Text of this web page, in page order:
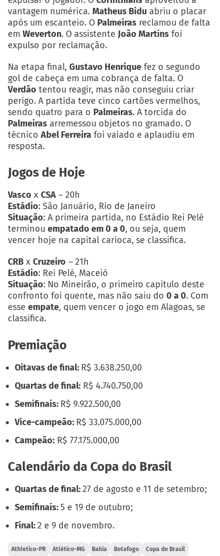
vantagem numérica. Matheus Bidu abriu o placar
após um escanteio. O Palmeiras reclamou de falta
em Weverton. O assistente João Martins foi
expulso por reclamação.
Na etapa final, Gustavo Henrique fez o segundo
gol de cabeça em uma cobrança de falta. O
Verdão tentou reagir, mas não conseguiu criar
perigo. A partida teve cinco cartões vermelhos,
sendo quatro para o Palmeiras. A torcida do
Palmeiras arremessou objetos no gramado. O
técnico Abel Ferreira foi vaiado e aplaudiu em
resposta.
Jogos de Hoje
Vasco x CSA – 20h
Estádio: São Januário, Rio de Janeiro
Situação: A primeira partida, no Estádio Rei Pelé
terminou empatado em 0 a 0, ou seja, quem
vencer hoje na capital carioca, se classifica.
CRB x Cruzeiro – 21h
Estádio: Rei Pelé, Maceió
Situação: No Mineirão, o primeiro capitulo deste
confronto foi quente, mas não saiu do 0 a 0. Com
esse empate, quem vencer o jogo em Alagoas, se
classifica.
Premiação
Oitavas de final: R$ 3.638.250,00
Quartas de final: R$ 4.740.750,00
Semifinais: R$ 9.922.500,00
Vice-campeão: R$ 33.075.000,00
Campeão: R$ 77.175.000,00
Calendário da Copa do Brasil
Quartas de final:27 de agosto e 11 de setembro;
Semifinais:5 e 19 de outubro;
Final:2 e 9 de novembro.
Athletico-PR Atlético-MG Bahia Botafogo Copa do Brasil